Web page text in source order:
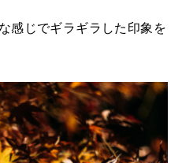
感じでギラギラした印象を